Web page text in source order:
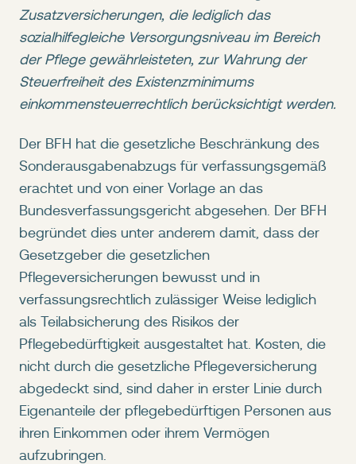
Zusatzversicherungen, die lediglich das
sozialhilfegleiche Versorgungsniveau im Bereich
der Pflege gewährleisteten, zur Wahrung der
Steuerfreiheit des Existenzminimums
einkommensteuerrechtlich berücksichtigt werden.
Der BFH hat die gesetzliche Beschränkung des
Sonderausgabenabzugs für verfassungsgemäß
erachtet und von einer Vorlage an das
Bundesverfassungsgericht abgesehen. Der BFH
begründet dies unter anderem damit, dass der
Gesetzgeber die gesetzlichen
Pflegeversicherungen bewusst und in
verfassungsrechtlich zulässiger Weise lediglich
als Teilabsicherung des Risikos der
Pflegebedürftigkeit ausgestaltet hat. Kosten, die
nicht durch die gesetzliche Pflegeversicherung
abgedeckt sind, sind daher in erster Linie durch
Eigenanteile der pflegebedürftigen Personen aus
ihren Einkommen oder ihrem Vermögen
aufzubringen.